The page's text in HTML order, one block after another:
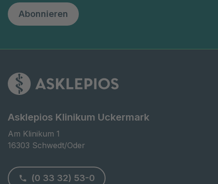
Abonnieren
Asklepios Klinikum Uckermark
Am Klinikum 1
16303 Schwedt/Oder
(0 33 32) 53-0